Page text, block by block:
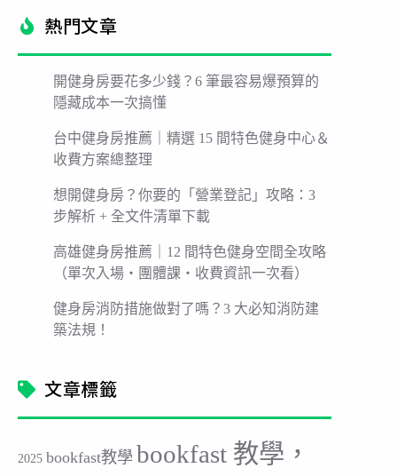
熱門文章​
開健身房要花多少錢？6 筆最容易爆預算的
隱藏成本一次搞懂
台中健身房推薦｜精選 15 間特色健身中心＆
收費方案總整理
想開健身房？你要的「營業登記」攻略：3
步解析 + 全文件清單下載
高雄健身房推薦｜12 間特色健身空間全攻略
（單次入場・團體課・收費資訊一次看）
健身房消防措施做對了嗎？3 大必知消防建
築法規！
文章標籤
2025 bookfast教學 bookfast 教學，